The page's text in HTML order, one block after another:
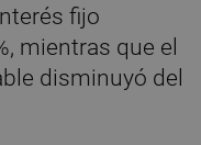
fijo
mientras que el
disminuyó del